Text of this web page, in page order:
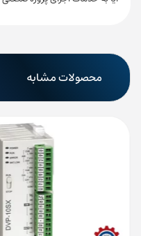
محصولات مشابه